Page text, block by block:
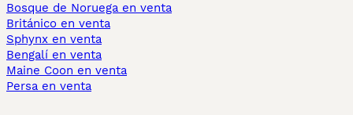
Bosque de Noruega en venta
Británico en venta
Sphynx en venta
Bengalí en venta
Maine Coon en venta
Persa en venta